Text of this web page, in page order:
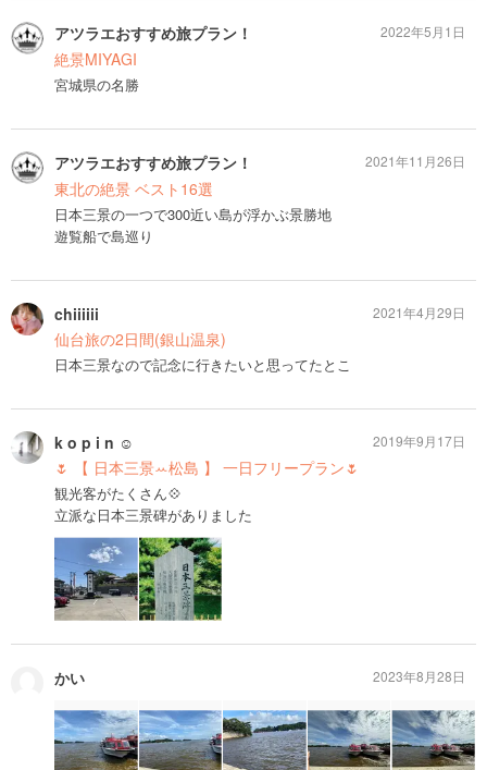
アツラエおすすめ旅プラン！
絶景MIYAGI
宮城県の名勝
2022年5月1日
アツラエおすすめ旅プラン！
東北の絶景 ベスト16選
日本三景の一つで300近い島が浮かぶ景勝地
遊覧船で島巡り
2021年11月26日
chiiiiii
仙台旅の2日間(銀山温泉)
日本三景なので記念に行きたいと思ってたとこ
2021年4月29日
k o p i n ☺︎
🌷 【 日本三景ꕀ松島 】 一日フリープラン🌷
観光客がたくさん💠
立派な日本三景碑がありました
2019年9月17日
かい 2023年8月28日